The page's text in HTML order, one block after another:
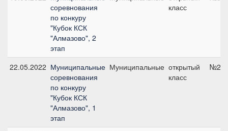
соревнования
по конкуру
"Кубок КСК
"Алмазово", 2
этап
класс
22.05.2022 Муниципальные
соревнования
по конкуру
"Кубок КСК
"Алмазово", 1
этап
Муниципальные открытый
класс
№2,